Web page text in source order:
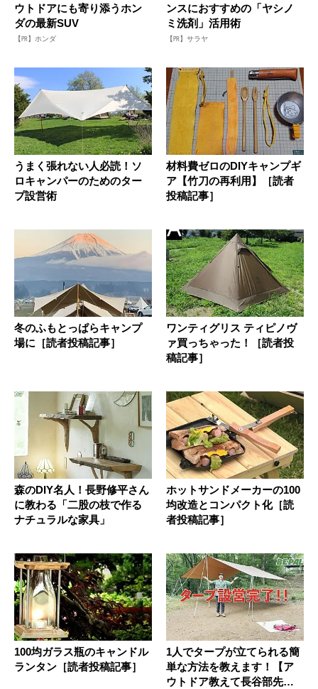
ウトドアにも寄り添うホン
ダの最新SUV
【PR】ホンダ
ンスにおすすめの「ヤシノ
ミ洗剤」活用術
【PR】サラヤ
うまく張れない人必読！ソ
ロキャンパーのためのター
プ設営術
材料費ゼロのDIYキャンプギ
ア【竹刀の再利用】［読者
投稿記事］
冬のふもとっぱらキャンプ
場に［読者投稿記事］
ワンティグリス ティピノヴ
ァ買っちゃった！［読者投
稿記事］
森のDIY名人！長野修平さん
に教わる「二股の枝で作る
ナチュラルな家具」
ホットサンドメーカーの100
均改造とコンパクト化［読
者投稿記事］
100均ガラス瓶のキャンドル
ランタン［読者投稿記事］
1人でタープが立てられる簡
単な方法を教えます！【ア
ウトドア教えて長谷部先